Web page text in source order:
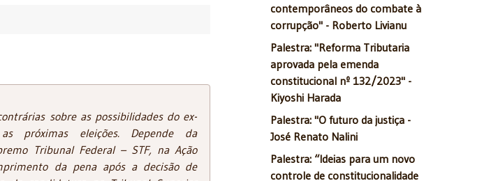
sobre as possibilidades do ex-
próximas eleições. Depende da
Tribunal Federal – STF, na Ação
da pena após a decisão de
contemporâneos do combate à
corrupção" - Roberto Livianu
Palestra: "Reforma Tributaria
aprovada pela emenda
constitucional nº 132/2023" -
Kiyoshi Harada
Palestra: "O futuro da justiça -
José Renato Nalini
Palestra: “Ideias para um novo
controle de constitucionalidade